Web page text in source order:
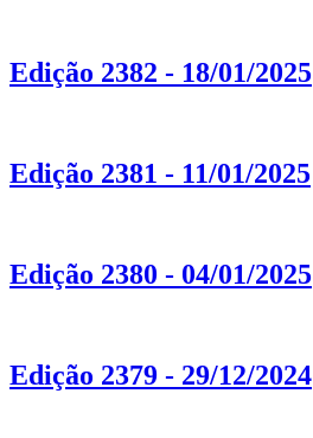
Edição 2382 - 18/01/2025
Edição 2381 - 11/01/2025
Edição 2380 - 04/01/2025
Edição 2379 - 29/12/2024